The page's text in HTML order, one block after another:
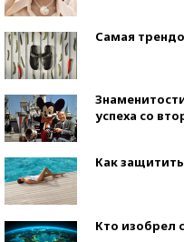
Самая
успеха со
Как
Кто изобрел